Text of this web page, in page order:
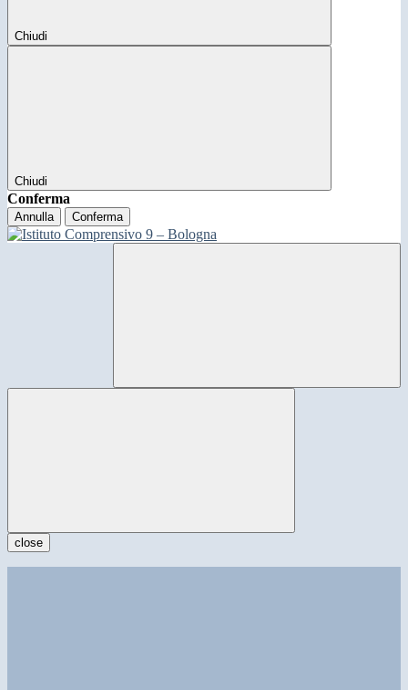
Chiudi
Chiudi
Conferma
Annulla Conferma
close